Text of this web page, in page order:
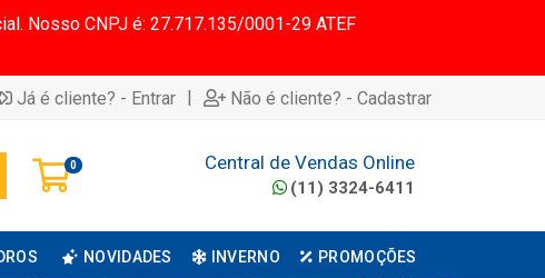
Nosso CNPJ é: 27.717.135/0001-29 ATEF
Já é cliente? - Entrar | Não é cliente? - Cadastrar
0 Central de Vendas Online
(11) 3324-6411
NOVIDADES INVERNO PROMOÇÕES